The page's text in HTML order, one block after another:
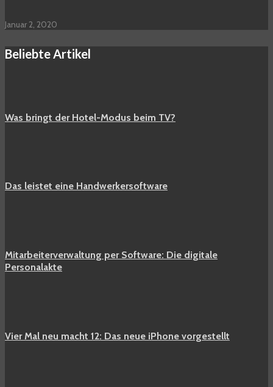
Januar 2, 2020
Beliebte Artikel
Was bringt der Hotel-Modus beim TV?
Das leistet eine Handwerkersoftware
Mitarbeiterverwaltung per Software: Die digitale
Personalakte
Vier Mal neu macht 12: Das neue iPhone vorgestellt